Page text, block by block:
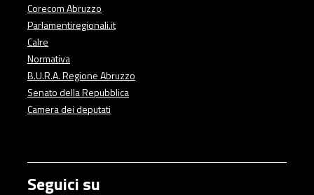
Corecom Abruzzo
Parlamentiregionali.it
Calre
Normativa
B.U.R.A. Regione Abruzzo
Senato della Repubblica
Camera dei deputati
Seguici su